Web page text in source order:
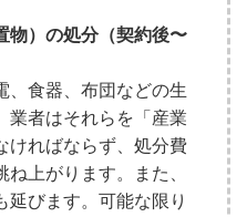
物）の処分（契約後〜
、食器、布団などの生
業者はそれらを「産業
ければならず、処分費
上がります。また、
延びます。可能な限り